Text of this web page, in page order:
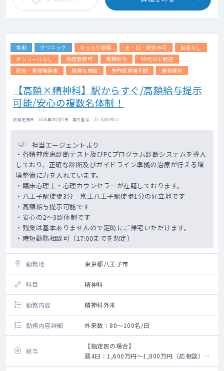
＜内視鏡検査・治療実績 2025年4月～2026
年2月まで＞
ERCP：118件
下部内視鏡検査：865件
ESD：36件
常勤 クリニック ゆったり勤務 土・日・祝休み可
当直なし
オンコールなし
時短勤務可 高額給与
60代以上歓迎
院長・管理職募集
綺麗な施設 専門医資格不問 通勤便利
【高額×精神科】駅からすぐ/高額給与提示
可能/安心の複数名体制！
掲載更新日 : 2026年08月07日 案件番号 : 25-JQ304012
担当エージェントより
・各精神疾患診断テスト及びPCプログラム診断システムを導入
しており、正確な診断及びガイドライン準拠の治療が行える環
境整備に力を入れています。
・臨床心理士・心理カウンセラーが在籍しております。
・八王子駅徒歩3分 京王八王子駅徒歩1分の好立地です
・高額給与提示可能です
・安心の2～3診体制です
・残業は基本ありませんので定時にご帰宅いただけます。
・時短勤務相談可（17:00までを想定）
勤務地 東京都八王子市
科目 精神科
勤務内容 精神科外来
勤務内容詳細 外来数：80～100名/日
給与
【指定医の場合】
週4日：1,600万円～1,800万円（応相談）
週5日：1,800万円～2,000万円（応相談）